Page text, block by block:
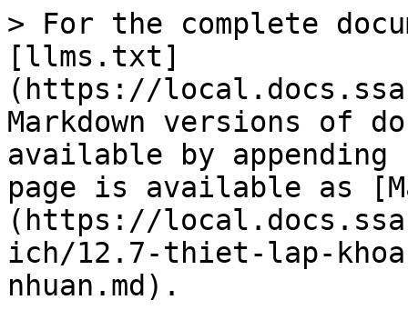
> For the complete
[llms.txt]
(https://
Markdown versions of
available by
page is available as
(https://
ich/12.7-thiet-lap-
nhuan.md).